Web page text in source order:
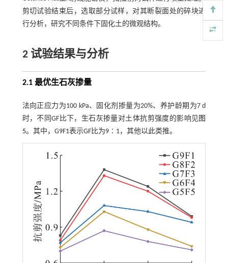
剪切试验结束后，选取部分试样，对其断裂面处的碎块进
行分析，研究不同条件下固化土的微观结构。
2 试验结果与分析
2.1 最优生石灰掺量
法向正应力为100 kPa、固化剂掺量为20%、养护龄期为7 d
时，不同GF比下，生石灰掺量对土体抗剪强度的影响见图
5。其中，G9F1表示GF比为9∶1，其他以此类推。